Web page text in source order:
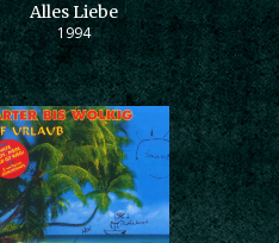
Alles Liebe
1994